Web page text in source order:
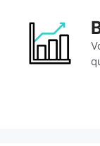
contenu